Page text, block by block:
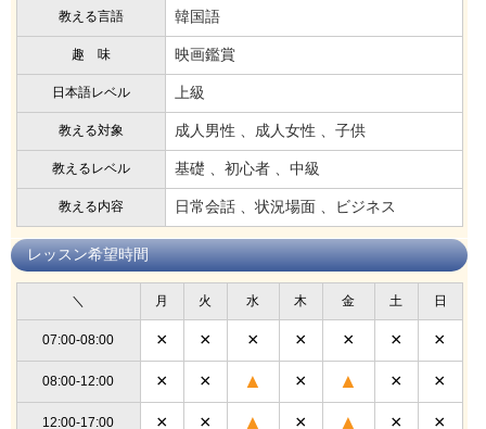
教える言語 韓国語
趣 味 映画鑑賞
日本語レベル 上級
教える対象 成人男性 、成人女性 、子供
教えるレベル 基礎 、初心者 、中級
教える内容 日常会話 、状況場面 、ビジネス
レッスン希望時間
＼ 月 火 水 木 金 土 日
07:00-08:00 × × × × × × ×
08:00-12:00 × × ▲ × ▲ × ×
12:00-17:00 × × ▲ × ▲ × ×